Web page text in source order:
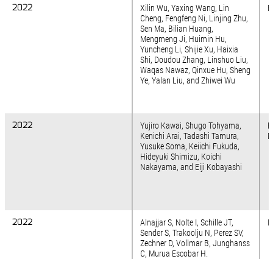
2022
2022
2022
2022
Xilin Wu, Yaxing Wang, Lin
Cheng, Fengfeng Ni, Linjing Zhu,
Sen Ma, Bilian Huang,
Mengmeng Ji, Huimin Hu,
Yuncheng Li, Shijie Xu, Haixia
Shi, Doudou Zhang, Linshuo Liu,
Waqas Nawaz, Qinxue Hu, Sheng
Ye, Yalan Liu, and Zhiwei Wu
2022
Yujiro Kawai, Shugo Tohyama,
Kenichi Arai, Tadashi Tamura,
Yusuke Soma, Keiichi Fukuda,
Hideyuki Shimizu, Koichi
Nakayama, and Eiji Kobayashi
2022
Alnajjar S, Nolte I, Schille JT,
Sender S, Trakoolju N, Perez SV,
Zechner D, Vollmar B, Junghanss
C, Murua Escobar H.